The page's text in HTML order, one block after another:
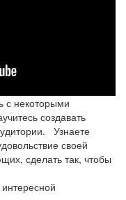
с некоторыми
создавать
Узнаете
своей
сделать так, чтобы